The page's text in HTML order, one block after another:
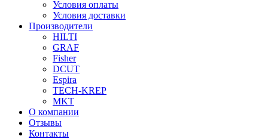
Условия оплаты
Условия доставки
Производители
HILTI
GRAF
Fisher
DCUT
Espira
TECH-KREP
MKT
О компании
Отзывы
Контакты